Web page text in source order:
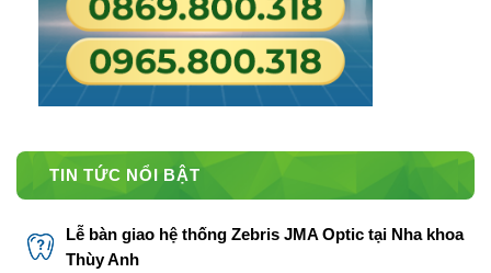
TIN TỨC NỔI BẬT
Lễ bàn giao hệ thống Zebris JMA Optic tại Nha khoa
Thùy Anh